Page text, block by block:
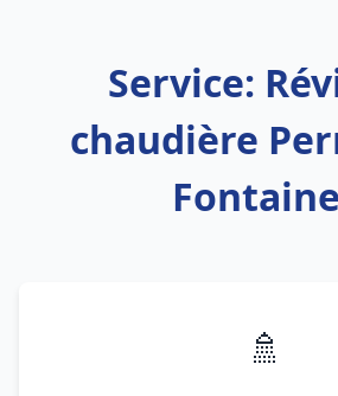
Service:
chaudière
🚿